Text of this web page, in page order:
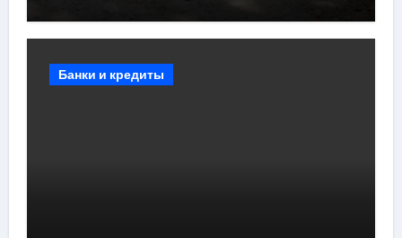
мероприятий и обустройства
Банки и кредиты